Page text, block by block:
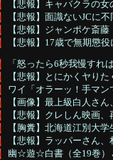
【悲報】キャバクラの
【悲報】面識ないJCに
【悲報】ジャンポケ斎
【悲報】17歳で無期懲
「怒ったら6秒我慢すれ
【悲報】とにかくヤり
ワイ「オラーッ！手マ
【画像】最上級白人さ
【悲報】クレしん映画
【胸糞】北海道江別大
【悲報】ラッパーさん
幽☆遊☆白書（全19巻）